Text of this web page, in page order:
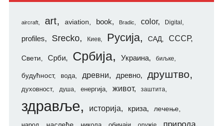
aircraft art aviation book Bradic color Digital
profiles Srecko Киев Русија САД СССР
Свети Срби Србија Украина биљке
будућност вода древни древно друштво
духовност душа енергија живот заштита
здравље историја криза лечење